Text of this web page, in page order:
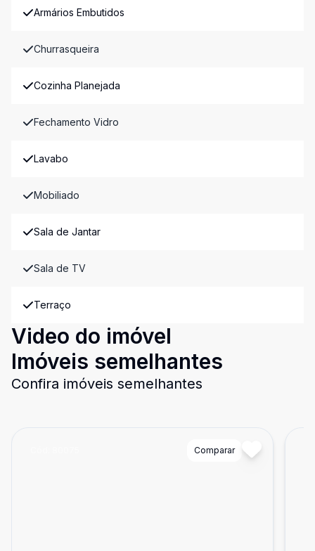
Armários Embutidos
Churrasqueira
Cozinha Planejada
Fechamento Vidro
Lavabo
Mobiliado
Sala de Jantar
Sala de TV
Terraço
Video do imóvel
Imóveis semelhantes
Confira imóveis semelhantes
Comparar